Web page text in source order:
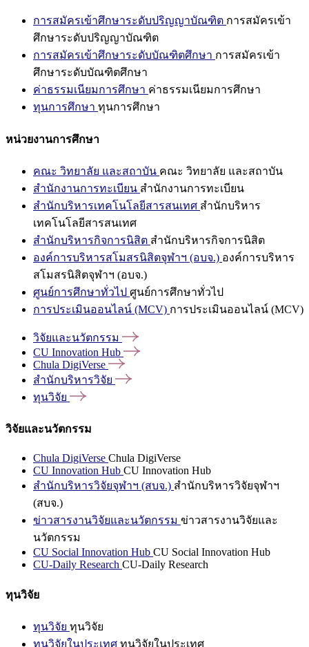
การสมัครเข้าศึกษาระดับปริญญาบัณฑิต การสมัครเข้า
ศึกษาระดับปริญญาบัณฑิต
การสมัครเข้าศึกษาระดับบัณฑิตศึกษา การสมัครเข้า
ศึกษาระดับบัณฑิตศึกษา
ค่าธรรมเนียมการศึกษา ค่าธรรมเนียมการศึกษา
ทุนการศึกษา ทุนการศึกษา
หน่วยงานการศึกษา
คณะ วิทยาลัย และสถาบัน คณะ วิทยาลัย และสถาบัน
สำนักงานการทะเบียน สำนักงานการทะเบียน
สำนักบริหารเทคโนโลยีสารสนเทศ สำนักบริหาร
เทคโนโลยีสารสนเทศ
สำนักบริหารกิจการนิสิต สำนักบริหารกิจการนิสิต
องค์การบริหารสโมสรนิสิตจุฬาฯ (อบจ.) องค์การบริหาร
สโมสรนิสิตจุฬาฯ (อบจ.)
ศูนย์การศึกษาทั่วไป ศูนย์การศึกษาทั่วไป
การประเมินออนไลน์ (MCV) การประเมินออนไลน์ (MCV)
วิจัยและนวัตกรรม
CU Innovation Hub
Chula DigiVerse
สำนักบริหารวิจัย
ทุนวิจัย
วิจัยและนวัตกรรม
Chula DigiVerse Chula DigiVerse
CU Innovation Hub CU Innovation Hub
สำนักบริหารวิจัยจุฬาฯ (สบจ.) สำนักบริหารวิจัยจุฬาฯ
(สบจ.)
ข่าวสารงานวิจัยและนวัตกรรม ข่าวสารงานวิจัยและ
นวัตกรรม
CU Social Innovation Hub CU Social Innovation Hub
CU-Daily Research CU-Daily Research
ทุนวิจัย
ทุนวิจัย ทุนวิจัย
ทุนวิจัยในประเทศ ทุนวิจัยในประเทศ